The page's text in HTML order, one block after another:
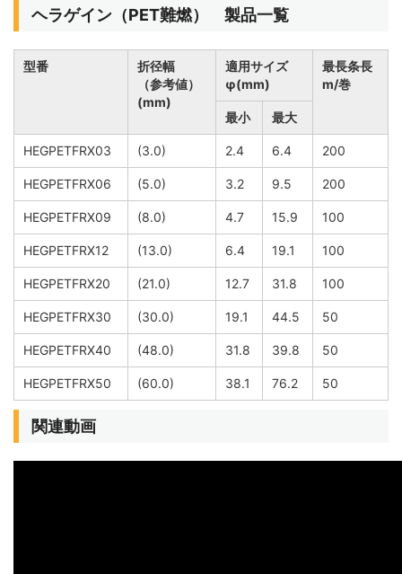
ヘラゲイン（PET難燃） 製品一覧
型番
折径幅
（参考値）
(mm)
適用サイズ
φ(mm)
最長条長
m/巻
最小 最大
HEGPETFRX03 (3.0) 2.4 6.4 200
HEGPETFRX06 (5.0) 3.2 9.5 200
HEGPETFRX09 (8.0) 4.7 15.9 100
HEGPETFRX12 (13.0) 6.4 19.1 100
HEGPETFRX20 (21.0) 12.7 31.8 100
HEGPETFRX30 (30.0) 19.1 44.5 50
HEGPETFRX40 (48.0) 31.8 39.8 50
HEGPETFRX50 (60.0) 38.1 76.2 50
関連動画